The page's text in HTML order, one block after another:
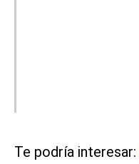
Te podría interesar: